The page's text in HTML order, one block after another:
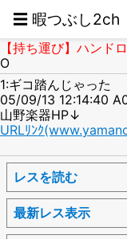
☰ 暇つぶし2ch
【持ち運び】ハンド
O
1:ギコ踏んじゃった
05/09/13 12:14:40
山野楽器HP↓
URLﾘﾝｸ
レスを読む
最新レス表示